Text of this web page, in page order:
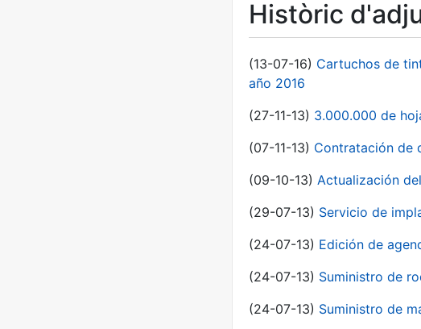
Històric
(13-07-16) Cartuchos de
año 2016
(27-11-13) 3.000.000 de
(07-11-13) Contratación de
(09-10-13) Actualización
(29-07-13) Servicio de
(24-07-13) Edición de
(24-07-13) Suministro de
(24-07-13) Suministro de